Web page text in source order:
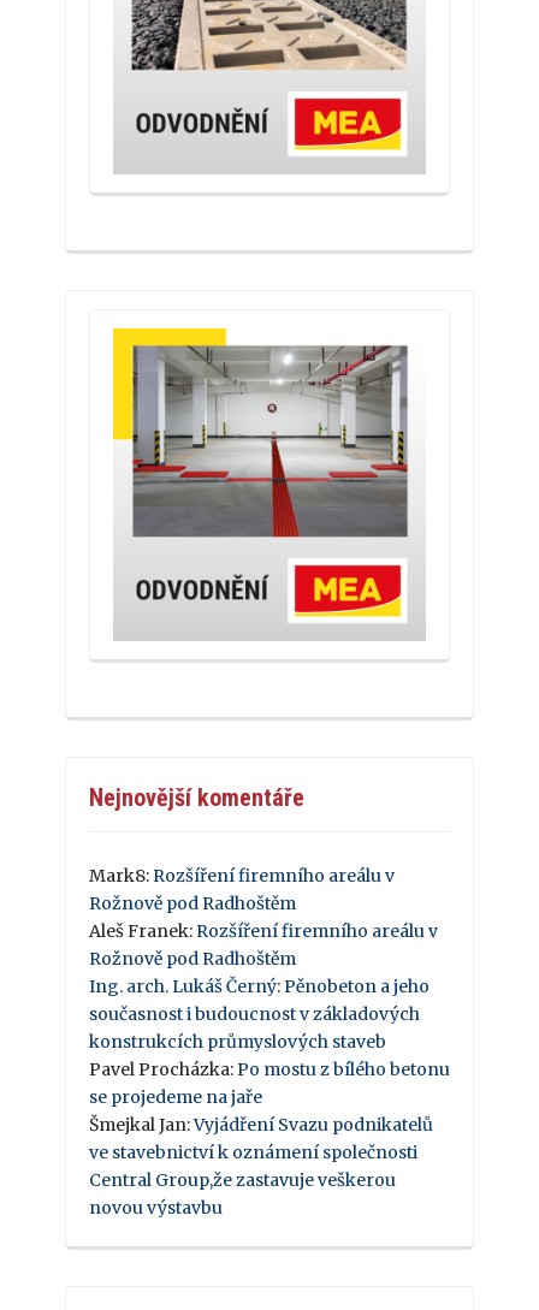
Nejnovější komentáře
Mark8: Rozšíření firemního areálu v
Rožnově pod Radhoštěm
Aleš Franek: Rozšíření firemního areálu v
Rožnově pod Radhoštěm
Ing. arch. Lukáš Černý: Pěnobeton a jeho
současnost i budoucnost v základových
konstrukcích průmyslových staveb
Pavel Procházka: Po mostu z bílého betonu
se projedeme na jaře
Šmejkal Jan:Vyjádření Svazu podnikatelů
ve stavebnictví k oznámení společnosti
Central Group,že zastavuje veškerou
novou výstavbu